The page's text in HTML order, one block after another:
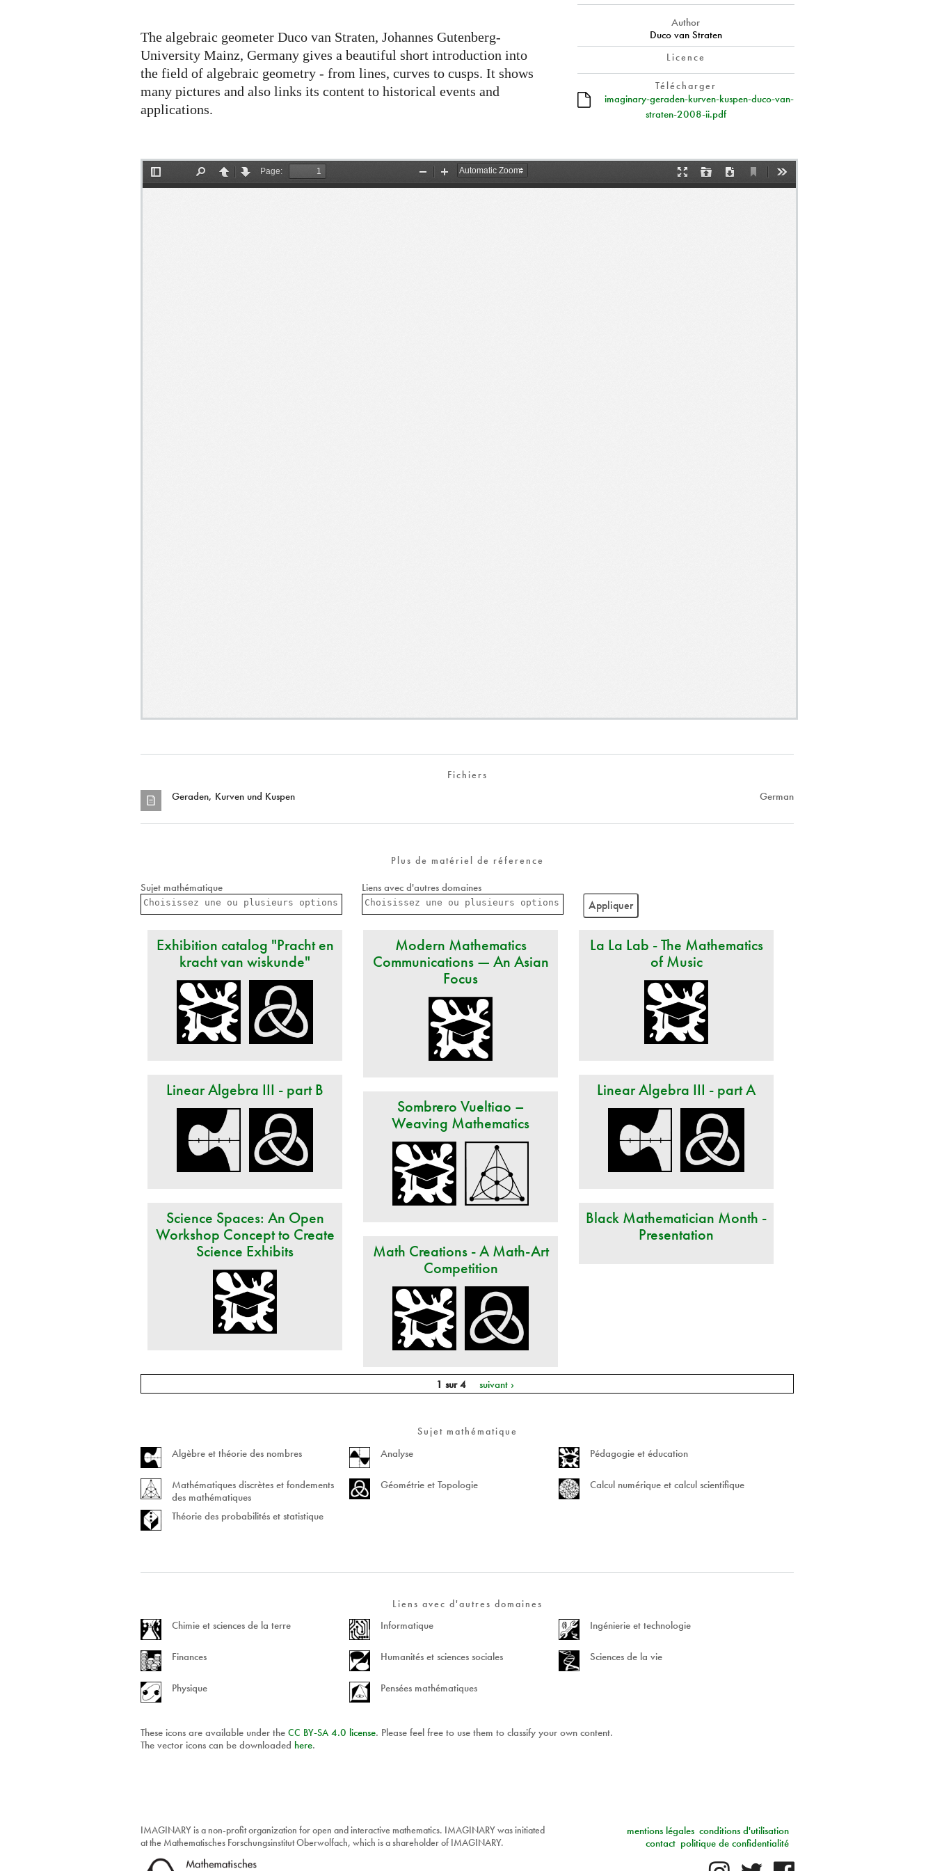
The algebraic geometer Duco van Straten, Johannes Gutenberg-
University Mainz, Germany gives a beautiful short introduction into
the field of algebraic geometry - from lines, curves to cusps. It shows
many pictures and also links its content to historical events and
applications.
Author
Duco van Straten
Licence
Télécharger
imaginary-geraden-kurven-kuspen-duco-van-
straten-2008-ii.pdf
Fichiers
German
Geraden, Kurven und Kuspen
Plus de matériel de réference
Sujet mathématique Liens avec d'autres domaines
Exhibition catalog "Pracht en
kracht van wiskunde"
Modern Mathematics
Communications — An Asian
Focus
La La Lab - The Mathematics
of Music
Linear Algebra III - part B
Linear Algebra III - part A
Sombrero Vueltiao –
Weaving Mathematics
Science Spaces: An Open
Workshop Concept to Create
Science Exhibits
Black Mathematician Month -
Presentation
Math Creations - A Math-Art
Competition
1 sur 4 suivant ›
Sujet mathématique
Algèbre et théorie des nombres
Analyse Pédagogie et éducation
Mathématiques discrètes et fondements
des mathématiques
Géométrie et Topologie Calcul numérique et calcul scientifique
Théorie des probabilités et statistique
Liens avec d'autres domaines
Chimie et sciences de la terre
Informatique Ingénierie et technologie
Finances Humanités et sciences sociales Sciences de la vie
Physique Pensées mathématiques
These icons are available under the CC BY-SA 4.0 license. Please feel free to use them to classify your own content.
The vector icons can be downloaded here.
IMAGINARY is a non-profit organization for open and interactive mathematics. IMAGINARY was initiated
at the Mathematisches Forschungsinstitut Oberwolfach, which is a shareholder of IMAGINARY.
conditions d'utilisation
mentions légales
politique de confidentialité
contact